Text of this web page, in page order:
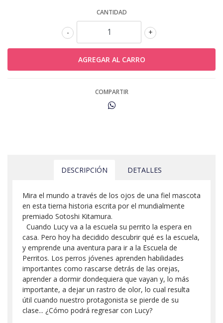
CANTIDAD
+
-
COMPARTIR
DESCRIPCIÓN DETALLES
Mira el mundo a través de los ojos de una fiel mascota
en esta tierna historia escrita por el mundialmente
premiado Sotoshi Kitamura.
Cuando Lucy va a la escuela su perrito la espera en
casa. Pero hoy ha decidido descubrir qué es la escuela,
y emprende una aventura para ir a la Escuela de
Perritos. Los perros jóvenes aprenden habilidades
importantes como rascarse detrás de las orejas,
aprender a dormir dondequiera que vayan y, lo más
importante, a dejar un rastro de olor, lo cual resulta
útil cuando nuestro protagonista se pierde de su
clase... ¿Cómo podrá regresar con Lucy?